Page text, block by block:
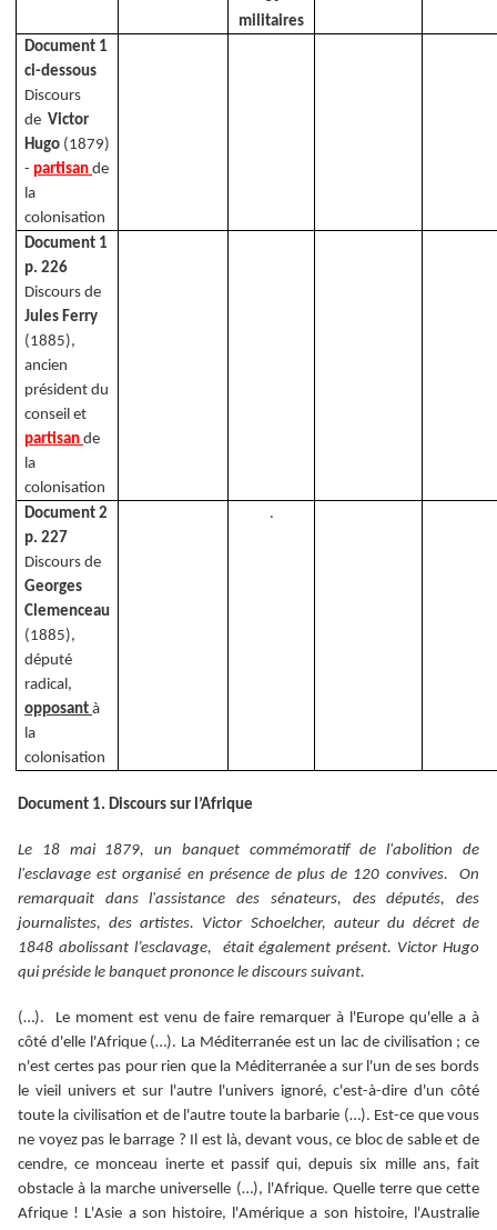
militaires
Document 1
ci-dessous
Discours
de Victor
Hugo (1879)
- partisan de
la
colonisation
Document 1
p. 226
Discours de
Jules Ferry
(1885),
ancien
président du
conseil et
partisan de
la
colonisation
Document 2
p. 227
Discours de
Georges
Clemenceau
(1885),
député
radical,
opposant à
la
colonisation
.
Document 1. Discours sur l’Afrique
Le 18 mai 1879, un banquet commémoratif de l'abolition de
l'esclavage est organisé en présence de plus de 120 convives. On
remarquait dans l'assistance des sénateurs, des députés, des
journalistes, des artistes. Victor Schoelcher, auteur du décret de
1848 abolissant l’esclavage, était également présent. Victor Hugo
qui préside le banquet prononce le discours suivant.
(…). Le moment est venu de faire remarquer à l'Europe qu'elle a à
côté d'elle l'Afrique (…). La Méditerranée est un lac de civilisation ; ce
n'est certes pas pour rien que la Méditerranée a sur l'un de ses bords
le vieil univers et sur l'autre l'univers ignoré, c'est-à-dire d'un côté
toute la civilisation et de l'autre toute la barbarie (…). Est-ce que vous
ne voyez pas le barrage ? Il est là, devant vous, ce bloc de sable et de
cendre, ce monceau inerte et passif qui, depuis six mille ans, fait
obstacle à la marche universelle (…), l'Afrique. Quelle terre que cette
Afrique ! L'Asie a son histoire, l'Amérique a son histoire, l'Australie